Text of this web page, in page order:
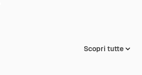
Scopri tutte